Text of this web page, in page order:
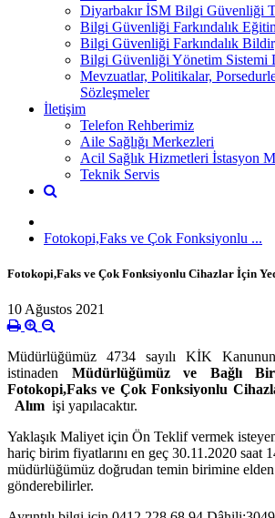
Diyarbakır İSM Bilgi Güvenliği
Bilgi Güvenliği Farkındalık
Bilgi Güvenliği Farkındalık
Bilgi Güvenliği Yönetim Sistemi
Mevzuatlar, Politikalar,
Sözleşmeler
İletişim
Telefon Rehberimiz
Aile Sağlığı Merkezleri
Acil Sağlık Hizmetleri İstasyon
Teknik Servis
Fotokopi,Faks ve Çok Fonksiyonlu ...
Fotokopi,Faks ve Çok Fonksiyonlu Cihazlar İçin
10 Ağustos 2021
Müdürlüğümüz 4734 sayılı KİK
istinaden Müdürlüğümüz ve Bağlı
Fotokopi,Faks ve Çok Fonksiyonlu
Alım işi yapılacaktır.
Yaklaşık Maliyet için Ön Teklif vermek
hariç birim fiyatlarını en geç 30.11.2020 saat
müdürlüğümüz doğrudan temin birimine
gönderebilirler.